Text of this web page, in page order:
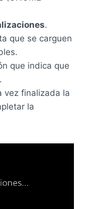
.
que se carguen
que indica que
.
vez finalizada la
la